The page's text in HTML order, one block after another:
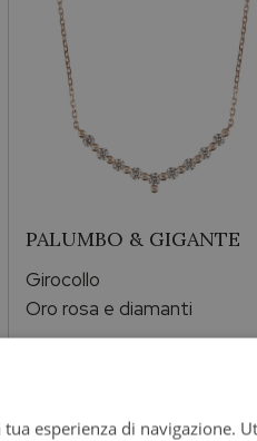
PALUMBO & GIGANTE
Girocollo
Oro rosa e diamanti
esperienza di navigazione.